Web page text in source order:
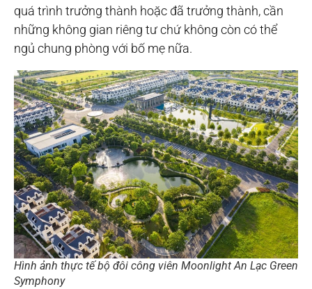
quá trình trưởng thành hoặc đã trưởng thành, cần
những không gian riêng tư chứ không còn có thể
ngủ chung phòng với bố mẹ nữa.
Hình ảnh thực tế bộ đôi công viên Moonlight An Lạc Green
Symphony